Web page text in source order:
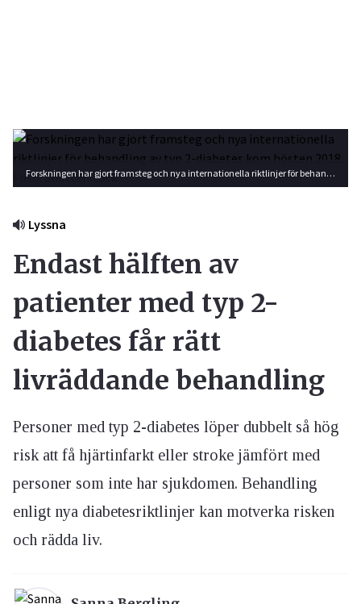
Forskningen har gjort framsteg och nya internationella riktlinjer för behandling av typ 2-diabetes kom hösten 2018. Foto: Shutterstock
Lyssna
Endast hälften av
patienter med typ 2-
diabetes får rätt
livräddande behandling
Personer med typ 2-diabetes löper dubbelt så hög
risk att få hjärtinfarkt eller stroke jämfört med
personer som inte har sjukdomen. Behandling
enligt nya diabetesriktlinjer kan motverka risken
och rädda liv.